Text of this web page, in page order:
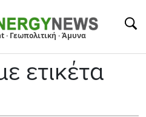
Γεωπολιτική · Άμυνα
ετικέτα